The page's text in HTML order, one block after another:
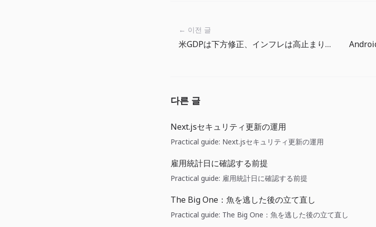
← 이전 글
米GDPは下方修正、インフレは高止まり：利下げ期待を見直す局面
다른 글
Next.jsセキュリティ更新の運用
Practical guide: Next.jsセキュリティ更新の運用
雇用統計日に確認する前提
Practical guide: 雇用統計日に確認する前提
The Big One：魚を逃した後の立て直し
Practical guide: The Big One：魚を逃した後の立て直し